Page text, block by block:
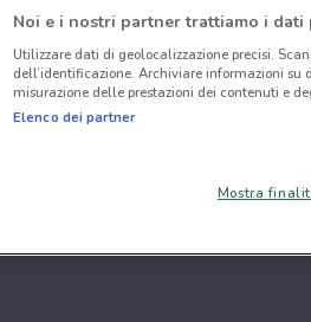
Noi e i nostri partner trattiamo i dati
Utilizzare dati di geolocalizzazione precisi.
dell’identificazione. Archiviare informazioni su
misurazione delle prestazioni dei contenuti e
Elenco dei partner
Mostra